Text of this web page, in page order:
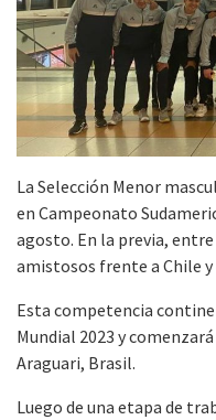
La Selección Menor
en Campeonato
agosto. En la previa,
amistosos frente a Chile
Esta competencia
Mundial 2023 y
Araguari, Brasil.
Luego de una etapa de